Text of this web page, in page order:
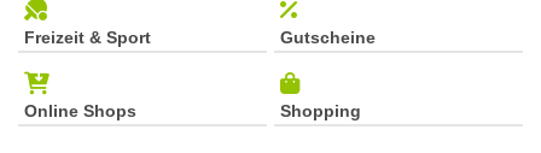
Freizeit & Sport Gutscheine
Online Shops Shopping